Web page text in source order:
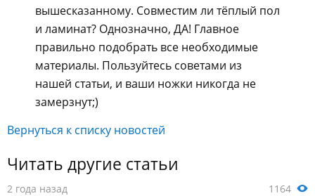
вышесказанному. Совместим ли тёплый пол
и ламинат? Однозначно, ДА! Главное
правильно подобрать все необходимые
материалы. Пользуйтесь советами из
нашей статьи, и ваши ножки никогда не
замерзнут;)
Вернуться к списку новостей
Читать другие статьи
2 года назад 1164